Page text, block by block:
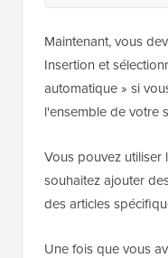
Maintenant, vous
Insertion et
automatique » si
l'ensemble de votre
Vous pouvez utiliser
souhaitez ajouter
des articles
Une fois que vous